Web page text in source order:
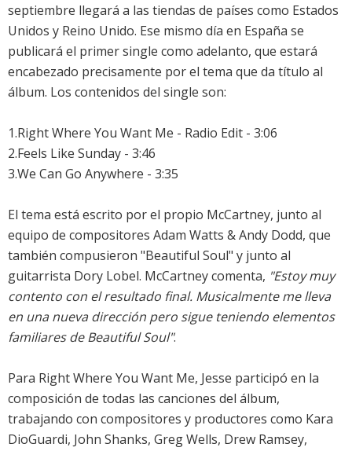
septiembre llegará a las tiendas de países como Estados
Unidos y Reino Unido. Ese mismo día en España se
publicará el primer single como adelanto, que estará
encabezado precisamente por el tema que da título al
álbum. Los contenidos del single son:
1.Right Where You Want Me - Radio Edit - 3:06
2.Feels Like Sunday - 3:46
3.We Can Go Anywhere - 3:35
El tema está escrito por el propio McCartney, junto al
equipo de compositores Adam Watts & Andy Dodd, que
también compusieron "Beautiful Soul" y junto al
guitarrista Dory Lobel. McCartney comenta, "Estoy muy
contento con el resultado final. Musicalmente me lleva
en una nueva dirección pero sigue teniendo elementos
familiares de Beautiful Soul".
Para Right Where You Want Me, Jesse participó en la
composición de todas las canciones del álbum,
trabajando con compositores y productores como Kara
DioGuardi, John Shanks, Greg Wells, Drew Ramsey,